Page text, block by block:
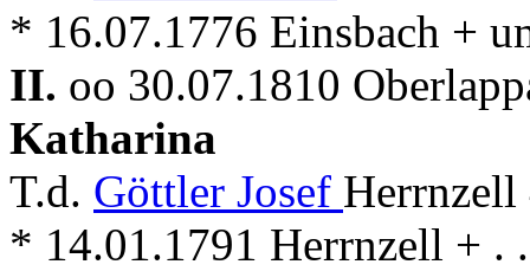
* 16.07.1776 Einsbach +
II. oo 30.07.1810
Katharina
T.d. Göttler Josef
* 14.01.1791 Herrnzell + .